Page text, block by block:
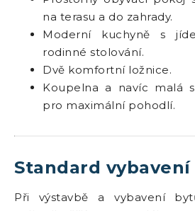
na terasu a do zahrady.
Moderní kuchyně s
rodinné stolování.
Dvě komfortní ložnice.
Koupelna a navíc malá
pro maximální pohodlí.
Standard
Při výstavbě a vybavení